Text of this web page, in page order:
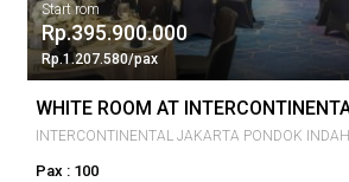
Start rom
Rp.395.900.000
Rp.1.207.580/pax
INTERCONTINENTAL JAKARTA PONDOK INDAH
Pax : 100